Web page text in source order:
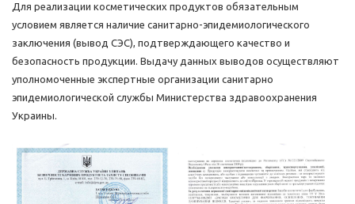
Для реализации косметических продуктов обязательным
условием является наличие санитарно-эпидемиологического
заключения (вывод СЭС), подтверждающего качество и
безопасность продукции. Выдачу данных выводов осуществляют
уполномоченные экспертные организации санитарно
эпидемиологической службы Министерства здравоохранения
Украины.